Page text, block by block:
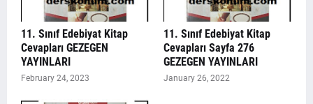
11. Sınıf Edebiyat Kitap
Cevapları GEZEGEN
YAYINLARI
February 24, 2023
11. Sınıf Edebiyat Kitap
Cevapları Sayfa 276
GEZEGEN YAYINLARI
January 26, 2022